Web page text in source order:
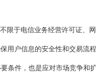
于电信业务经营许可证、网
用户信息的安全性和交易流程
条件，也是应对市场竞争和扩